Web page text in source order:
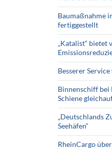
Baumaßnahme
fertiggestellt
„Katalist“ bietet
Besserer
Binnenschiff bei
Schiene
„Deutschlands
Seehäfen“
RheinCargo